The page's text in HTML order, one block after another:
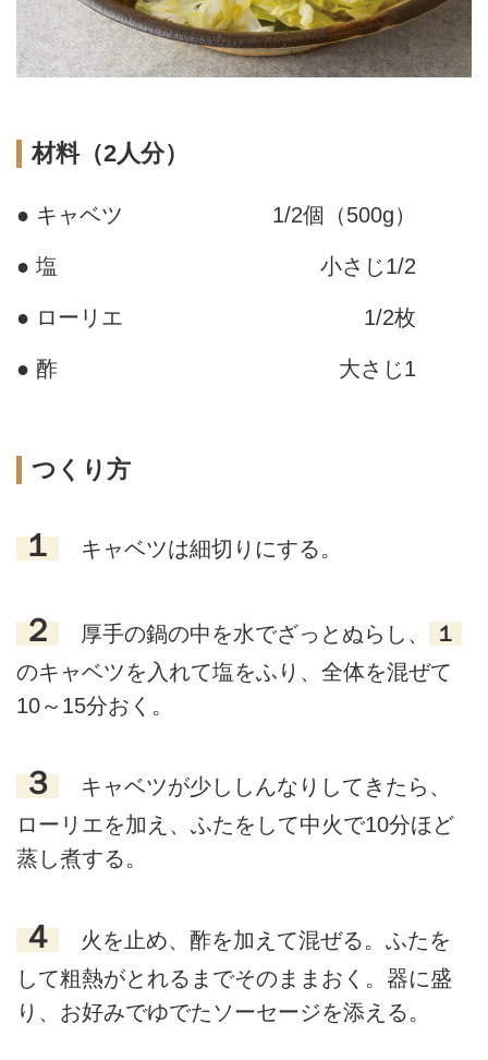
材料（2人分）
● キャベツ 1/2個（500g）
● 塩 小さじ1/2
● ローリエ 1/2枚
● 酢 大さじ1
つくり方
１ キャベツは細切りにする。
２ 厚手の鍋の中を水でざっとぬらし、
１
のキャベツを入れて塩をふり、全体を混ぜて
10～15分おく。
３
キャベツが少ししんなりしてきたら、
ローリエを加え、ふたをして中火で10分ほど
蒸し煮する。
４
火を止め、酢を加えて混ぜる。ふたを
して粗熱がとれるまでそのままおく。器に盛
り、お好みでゆでたソーセージを添える。